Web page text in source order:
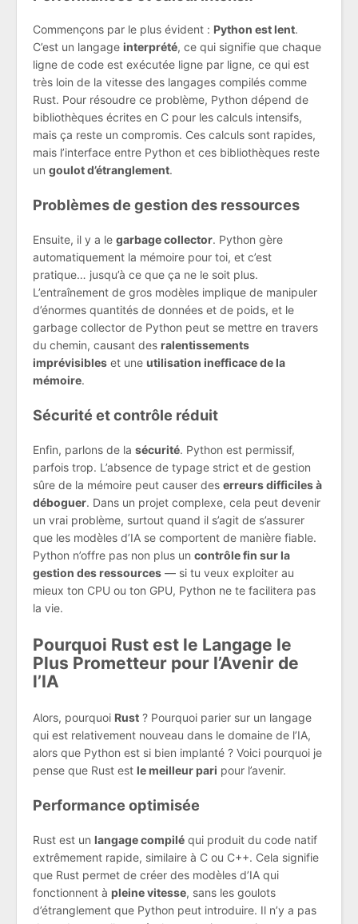
Commençons par le plus évident : Python est lent.
C’est un langage interprété, ce qui signifie que chaque
ligne de code est exécutée ligne par ligne, ce qui est
très loin de la vitesse des langages compilés comme
Rust. Pour résoudre ce problème, Python dépend de
bibliothèques écrites en C pour les calculs intensifs,
mais ça reste un compromis. Ces calculs sont rapides,
mais l’interface entre Python et ces bibliothèques reste
un goulot d’étranglement.
Problèmes de gestion des ressources
Ensuite, il y a le garbage collector. Python gère
automatiquement la mémoire pour toi, et c’est
pratique… jusqu’à ce que ça ne le soit plus.
L’entraînement de gros modèles implique de manipuler
d’énormes quantités de données et de poids, et le
garbage collector de Python peut se mettre en travers
du chemin, causant des ralentissements
imprévisibles et une utilisation inefficace de la
mémoire.
Sécurité et contrôle réduit
Enfin, parlons de la sécurité. Python est permissif,
parfois trop. L’absence de typage strict et de gestion
sûre de la mémoire peut causer des erreurs difficiles à
déboguer. Dans un projet complexe, cela peut devenir
un vrai problème, surtout quand il s’agit de s’assurer
que les modèles d’IA se comportent de manière fiable.
Python n’offre pas non plus un contrôle fin sur la
gestion des ressources — si tu veux exploiter au
mieux ton CPU ou ton GPU, Python ne te facilitera pas
la vie.
Pourquoi Rust est le Langage le
Plus Prometteur pour l’Avenir de
l’IA
Alors, pourquoi Rust ? Pourquoi parier sur un langage
qui est relativement nouveau dans le domaine de l’IA,
alors que Python est si bien implanté ? Voici pourquoi je
pense que Rust est le meilleur pari pour l’avenir.
Performance optimisée
Rust est un langage compilé qui produit du code natif
extrêmement rapide, similaire à C ou C++. Cela signifie
que Rust permet de créer des modèles d’IA qui
fonctionnent à pleine vitesse, sans les goulots
d’étranglement que Python peut introduire. Il n’y a pas